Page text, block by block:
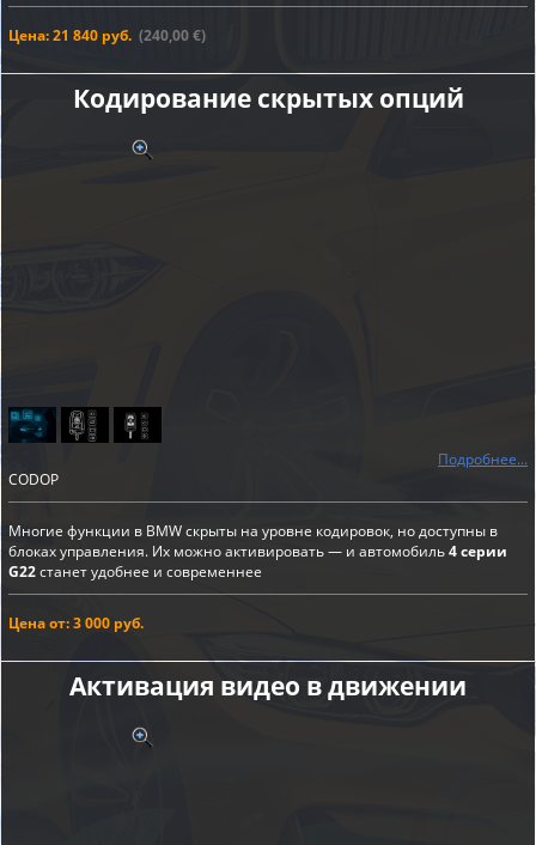
Цена: 21 840 руб. (240,00 €)
Кодирование скрытых опций
Подробнее...
CODOP
Многие функции в BMW скрыты на уровне кодировок, но доступны в
блоках управления. Их можно активировать — и автомобиль4 серии
G22станет удобнее и современнее
Цена от: 3 000 руб.
Активация видео в движении